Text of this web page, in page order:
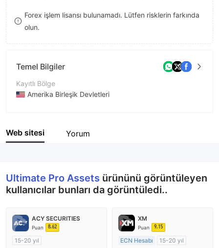
8
9
8
Forex işlem lisansı bulunamadı. Lütfen risklerin farkında
olun.
Temel Bilgiler
Kayıtlı Bölge
Amerika Birleşik Devletleri
Şirket Adı
Web sitesi Yorum
Ultimate Pro Assets ürününü görüntüleyen
kullanıcılar bunları da görüntüledi..
ACY SECURITIES
Puan 8.62
15-20 yıl
XM
Puan 9.15
ECN Hesabı
15-20 yıl